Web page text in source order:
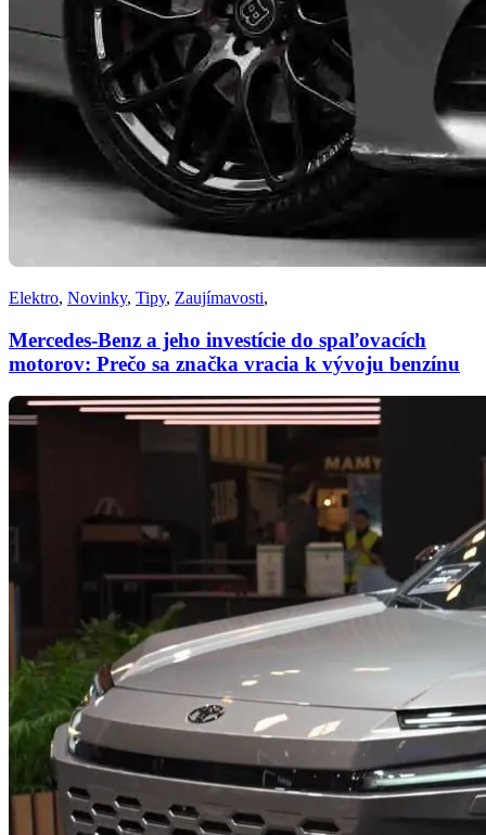
Elektro, Novinky, Tipy, Zaujímavosti,
Mercedes-Benz a jeho investície do spaľovacích
motorov: Prečo sa značka vracia k vývoju benzínu